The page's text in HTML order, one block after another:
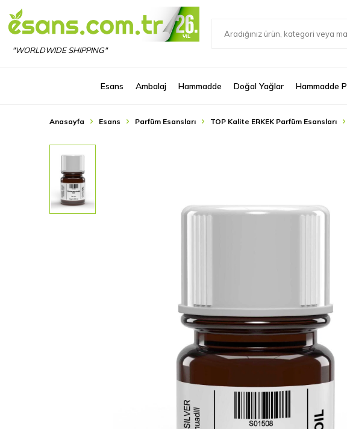
"WORLDWIDE SHIPPING"
Esans Ambalaj Hammadde Doğal Yağlar Hammadde
Anasayfa Esans Parfüm Esansları TOP Kalite ERKEK Parfüm Esansları